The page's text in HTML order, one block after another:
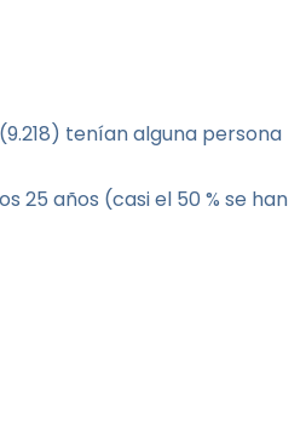
tenían alguna persona
25 años (casi el 50 % se han